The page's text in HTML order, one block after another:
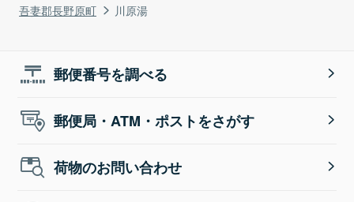
吾妻郡長野原町
川原湯
郵便番号を調べる
郵便局・ATM・ポストをさがす
荷物のお問い合わせ